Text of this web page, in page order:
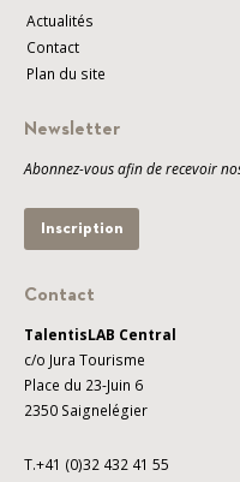
Actualités
Contact
Plan du site
Newsletter
Abonnez-vous afin de recevoir
Inscription
Contact
TalentisLAB Central
c/o Jura Tourisme
Place du 23-Juin 6
2350 Saignelégier
T.+41 (0)32 432 41 55